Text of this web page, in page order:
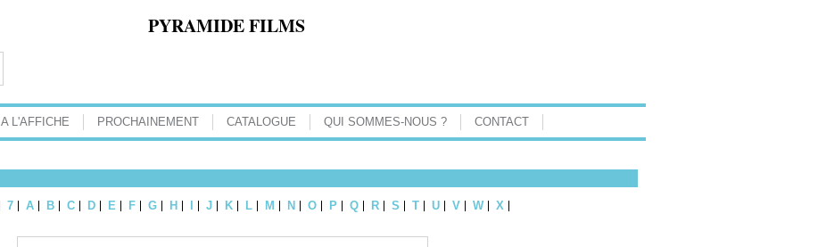
PYRAMIDE FILMS
A L'AFFICHE PROCHAINEMENT CATALOGUE QUI SOMMES-NOUS ? CONTACT
7 A B C D E F G H J K L M N O P Q R S T U V W X